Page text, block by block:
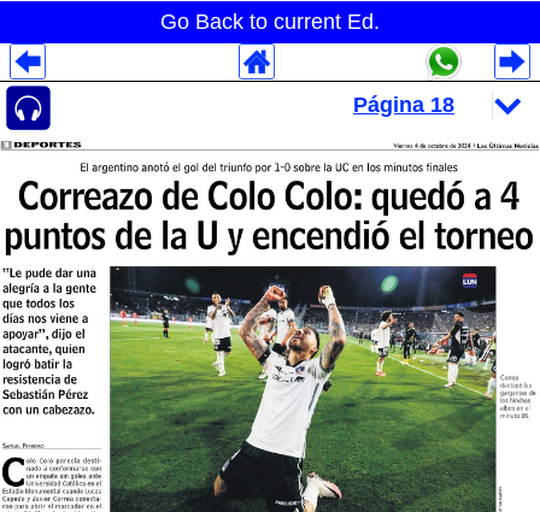
Go Back to current Ed.
Despliegues Analytics
Despliegues Totales
Despliegues por Rubros